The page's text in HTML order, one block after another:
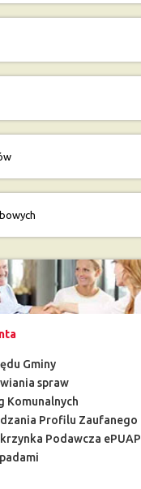
Gminy
spraw
Komunalnych
Profilu Zaufanego
Podawcza ePUAP